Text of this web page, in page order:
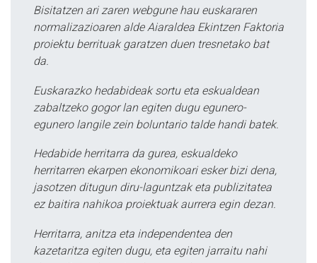
Bisitatzen ari zaren webgune hau euskararen
normalizazioaren alde Aiaraldea Ekintzen Faktoria
proiektu berrituak garatzen duen tresnetako bat
da.
Euskarazko hedabideak sortu eta eskualdean
zabaltzeko gogor lan egiten dugu egunero-
egunero langile zein boluntario talde handi batek.
Hedabide herritarra da gurea, eskualdeko
herritarren ekarpen ekonomikoari esker bizi dena,
jasotzen ditugun diru-laguntzak eta publizitatea
ez baitira nahikoa proiektuak aurrera egin dezan.
Herritarra, anitza eta independentea den
kazetaritza egiten dugu, eta egiten jarraitu nahi